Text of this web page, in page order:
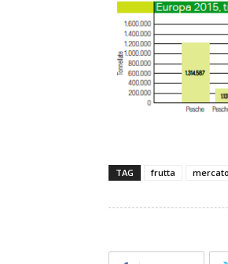
TAG frutta mercato